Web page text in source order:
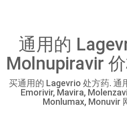
通用的
Molnupiravir
买通用的 Lagevrio 处方药. 通
Emorivir, Mavira,
Monlumax, Monuvir